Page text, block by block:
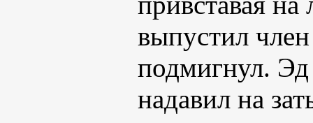
выпустил
подмигнул. Эд
надавил на